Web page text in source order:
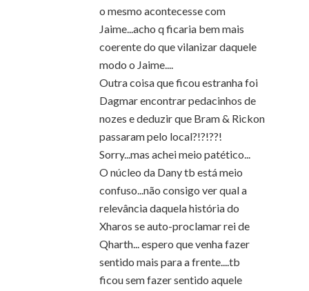
o mesmo acontecesse com
Jaime...acho q ficaria bem mais
coerente do que vilanizar daquele
modo o Jaime....
Outra coisa que ficou estranha foi
Dagmar encontrar pedacinhos de
nozes e deduzir que Bram & Rickon
passaram pelo local?!?!??!
Sorry...mas achei meio patético...
O núcleo da Dany tb está meio
confuso...não consigo ver qual a
relevância daquela história do
Xharos se auto-proclamar rei de
Qharth... espero que venha fazer
sentido mais para a frente....tb
ficou sem fazer sentido aquele